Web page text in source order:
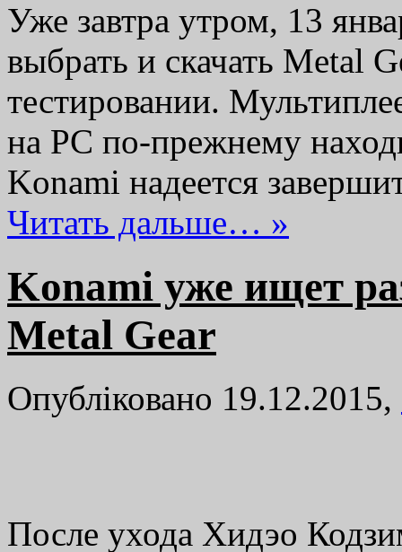
Уже завтра утром, 13
выбрать и скачать Metal
тестировании.
на PC по-прежнему
Konami надеется
Читать дальше… »
Konami уже ищет
Metal Gear
Опубліковано 19.12.2015,
После ухода Хидэо